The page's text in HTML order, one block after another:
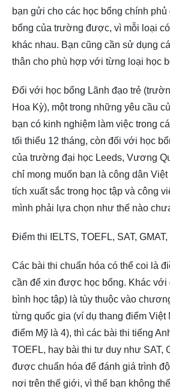
bạn gửi cho các học bổng chính
bổng của trường được, vì mỗi loại
khác nhau. Bạn cũng cần sử dụng
thân cho phù hợp với từng loại học
Đối với học bổng Lãnh đạo trẻ
Hoa Kỳ), một trong những yêu cầu
bạn có kinh nghiệm làm việc trong
tối thiểu 12 tháng, còn đối với học
của trường đại học Leeds, Vương
chỉ mong muốn bạn là công dân
tích xuất sắc trong học tập và công
mình phải lựa chọn như thế nào
Điểm thi IELTS, TOEFL, SAT, GMAT,
Các bài thi chuẩn hóa có thể coi là
cần để xin được học bổng. Khác với
bình học tập) là tùy thuộc vào
từng quốc gia (ví dụ thang điểm Việt
điểm Mỹ là 4), thì các bài thi tiếng
TOEFL, hay bài thi tư duy như SAT,
được chuẩn hóa để đánh giá trình
nơi trên thế giới, vì thế bạn không